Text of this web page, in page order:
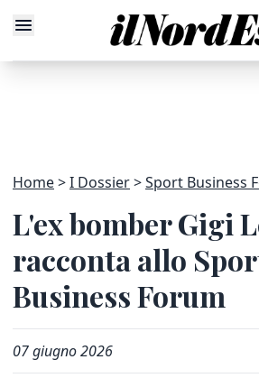
Home I Dossier Sport Business
L'ex bomber Gigi
racconta allo
Business Forum
07 giugno 2026